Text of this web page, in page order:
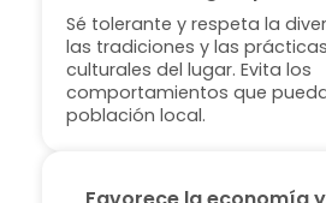
Sé tolerante y respeta la
las tradiciones y las
culturales del lugar. Evita los
comportamientos que
población local.